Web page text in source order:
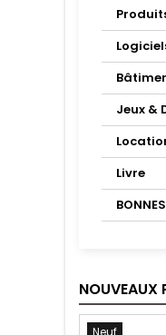
Jeux &
Livre
NOUVEAUX
Neuf